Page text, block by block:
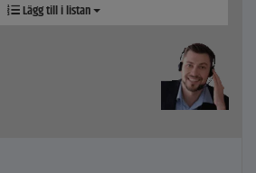
Lägg till i listan